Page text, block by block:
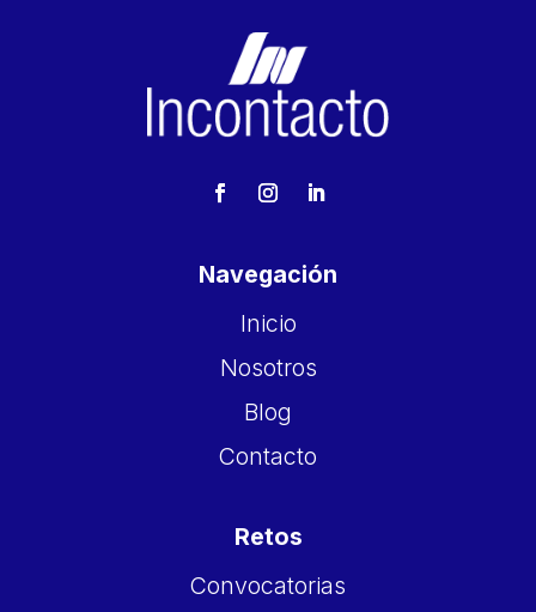
Navegación
Inicio
Nosotros
Blog
Contacto
Retos
Convocatorias